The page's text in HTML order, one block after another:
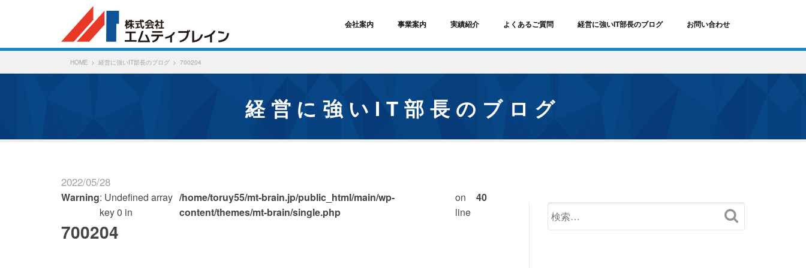
会社案内 事業案内 実績紹介 よくあるご質問 経営に強いIT部長のブログ お問い合わせ
HOME 経営に強いIT部長のブログ 700204
経営に強いIT部長のブログ
2022/05/28
Warning: Undefined array
key 0 in
/home/toruy55/mt-brain.jp/public_html/main/wp-
content/themes/mt-brain/single.php
on
line
40
700204